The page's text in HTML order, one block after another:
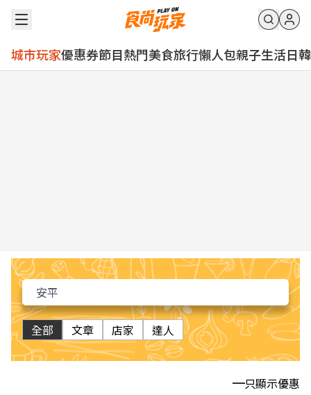
城市玩家優惠券節目熱門美食旅行懶人包親子生活日韓
全部 文章 店家 達人
只顯示優惠